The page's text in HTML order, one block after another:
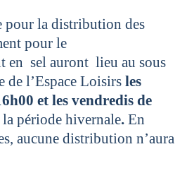
pour la distribution des
pour le
en sel auront lieu au sous
de l’Espace Loisirsles
et les vendredis de
période hivernale.En
aucune distribution n’aura